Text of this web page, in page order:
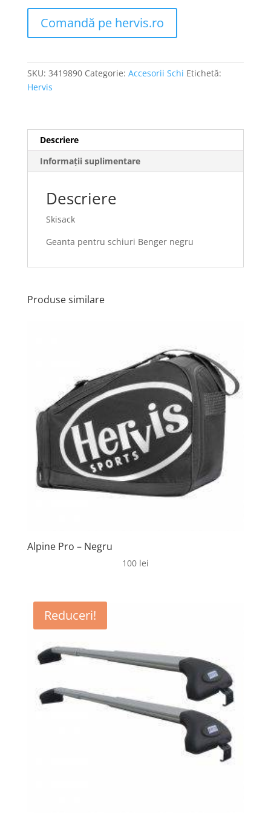
Comandă pe hervis.ro
SKU: 3419890 Categorie: Accesorii Schi Etichetă:
Hervis
Descriere
Informații suplimentare
Descriere
Skisack
Geanta pentru schiuri Benger negru
Produse similare
Alpine Pro – Negru
100 lei
Reduceri!